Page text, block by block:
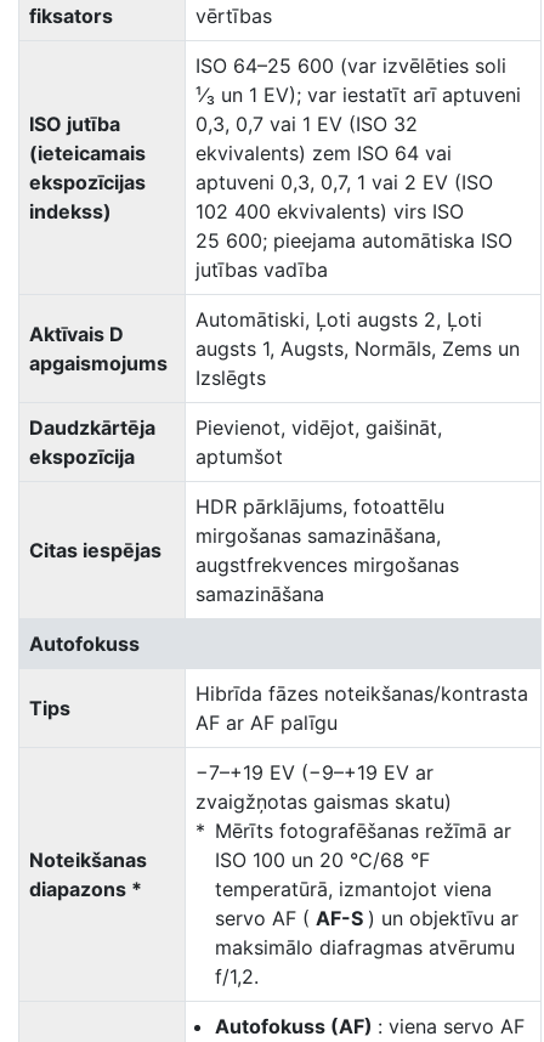
fiksators
vērtības
ISO jutība
(ieteicamais
ekspozīcijas
indekss)
ISO 64–25 600 (var izvēlēties soli
¹⁄₃ un 1 EV); var iestatīt arī aptuveni
0,3, 0,7 vai 1 EV (ISO 32
ekvivalents) zem ISO 64 vai
aptuveni 0,3, 0,7, 1 vai 2 EV (ISO
102 400 ekvivalents) virs ISO
25 600; pieejama automātiska ISO
jutības vadība
Aktīvais D
apgaismojums
Automātiski, Ļoti augsts 2, Ļoti
augsts 1, Augsts, Normāls, Zems un
Izslēgts
Daudzkārtēja
ekspozīcija
Pievienot, vidējot, gaišināt,
aptumšot
Citas iespējas
HDR pārklājums, fotoattēlu
mirgošanas samazināšana,
augstfrekvences mirgošanas
samazināšana
Autofokuss
Tips
Hibrīda fāzes noteikšanas/kontrasta
AF ar AF palīgu
Noteikšanas
diapazons *
−7–+19 EV (−9–+19 EV ar
zvaigžņotas gaismas skatu)
Mērīts fotografēšanas režīmā ar
ISO 100 un 20 °C/68 °F
temperatūrā, izmantojot viena
servo AF ( AF-S ) un objektīvu ar
maksimālo diafragmas atvērumu
f/1,2.
Autofokuss (AF) : viena servo AF